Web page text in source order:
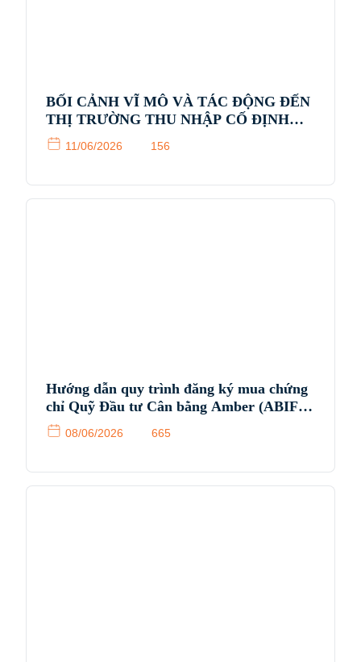
BỐI CẢNH VĨ MÔ VÀ TÁC ĐỘNG ĐẾN
THỊ TRƯỜNG THU NHẬP CỐ ĐỊNH
(FIXED INCOME)
11/06/2026 156
Hướng dẫn quy trình đăng ký mua chứng
chỉ Quỹ Đầu tư Cân bằng Amber (ABIF)
(giai đoạn IPO)
08/06/2026 665